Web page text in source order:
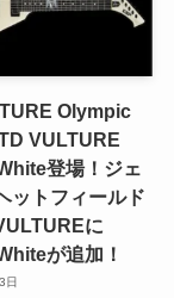
Olympic
VULTURE
登場！ジェ
ットフィールド
に
が追加！
日